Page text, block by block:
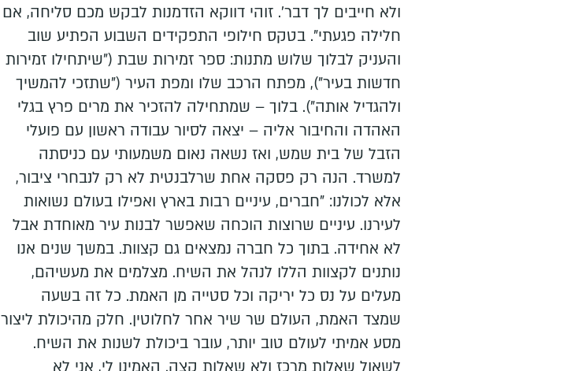
ולא חייבים לך דבר'. זוהי דווקא הזדמנות לבקש מכם סליחה, אם
חלילה פגעתי". בטקס חילופי התפקידים השבוע הפתיע שוב
והעניק לבלוך שלוש מתנות: ספר זמירות שבת ("שיתחילו זמירות
חדשות בעיר"), מפתח הרכב שלו ומפת העיר ("שתזכי להמשיך
ולהגדיל אותה"). בלוך – שמתחילה להזכיר את מרים פרץ בגלי
האהדה והחיבור אליה – יצאה לסיור עבודה ראשון עם פועלי
הזבל של בית שמש, ואז נשאה נאום משמעותי עם כניסתה
למשרד. הנה רק פסקה אחת שרלבנטית לא רק לנבחרי ציבור,
אלא לכולנו: "חברים, עיניים רבות בארץ ואפילו בעולם נשואות
לעירנו. עיניים שרוצות הוכחה שאפשר לבנות עיר מאוחדת אבל
לא אחידה. בתוך כל חברה נמצאים גם קצוות. במשך שנים אנו
נותנים לקצוות הללו לנהל את השיח. מצלמים את מעשיהם,
מעלים על נס כל יריקה וכל סטייה מן האמת. כל זה בשעה
שמצד האמת, העולם שר שיר אחר לחלוטין. חלק מהיכולת ליצור
מסע אמיתי לעולם טוב יותר, עובר ביכולת לשנות את השיח.
לשאול שאלות מרכז ולא שאלות קצה. האמינו לי, אני לא